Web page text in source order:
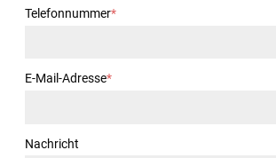
Telefonnummer*
E-Mail-Adresse*
Nachricht